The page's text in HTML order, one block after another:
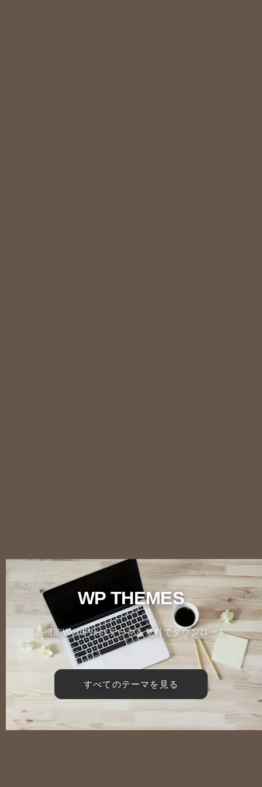
WP THEMES
高機能WordPressテーマを無料でダウンロード
すべてのテーマを見る